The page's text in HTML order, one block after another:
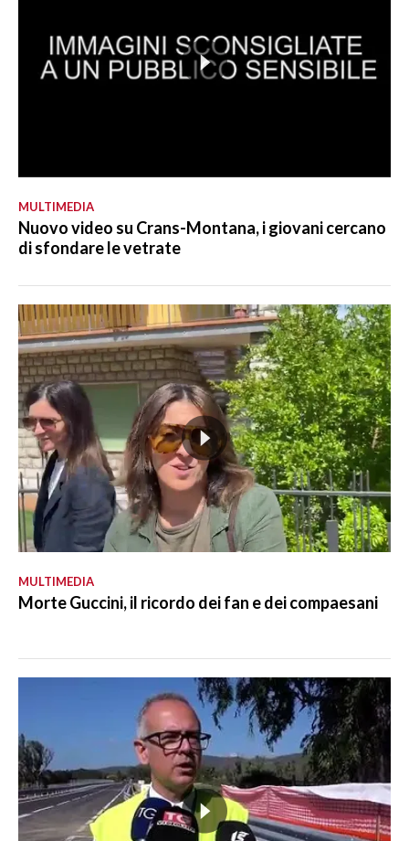
MULTIMEDIA
Nuovo video su Crans-Montana, i giovani cercano
di sfondare le vetrate
MULTIMEDIA
Morte Guccini, il ricordo dei fan e dei compaesani